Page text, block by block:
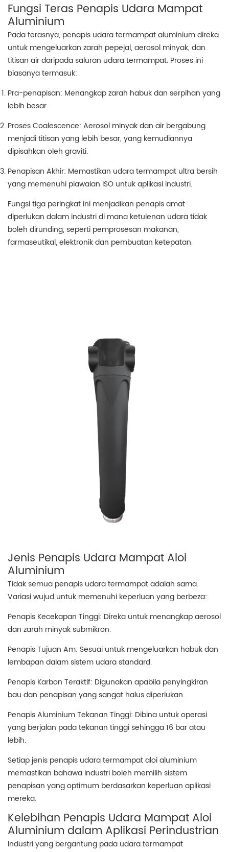
Fungsi Teras Penapis Udara Mampat
Aluminium
Pada terasnya, penapis udara termampat aluminium direka
untuk mengeluarkan zarah pepejal, aerosol minyak, dan
titisan air daripada saluran udara termampat. Proses ini
biasanya termasuk:
Pra-penapisan: Menangkap zarah habuk dan serpihan yang
lebih besar.
Proses Coalescence: Aerosol minyak dan air bergabung
menjadi titisan yang lebih besar, yang kemudiannya
dipisahkan oleh graviti.
Penapisan Akhir: Memastikan udara termampat ultra bersih
yang memenuhi piawaian ISO untuk aplikasi industri.
Fungsi tiga peringkat ini menjadikan penapis amat
diperlukan dalam industri di mana ketulenan udara tidak
boleh dirunding, seperti pemprosesan makanan,
farmaseutikal, elektronik dan pembuatan ketepatan.
Jenis Penapis Udara Mampat Aloi
Aluminium
Tidak semua penapis udara termampat adalah sama.
Variasi wujud untuk memenuhi keperluan yang berbeza:
Penapis Kecekapan Tinggi: Direka untuk menangkap aerosol
dan zarah minyak submikron.
Penapis Tujuan Am: Sesuai untuk mengeluarkan habuk dan
lembapan dalam sistem udara standard.
Penapis Karbon Teraktif: Digunakan apabila penyingkiran
bau dan penapisan yang sangat halus diperlukan.
Penapis Aluminium Tekanan Tinggi: Dibina untuk operasi
yang berjalan pada tekanan tinggi sehingga 16 bar atau
lebih.
Setiap jenis penapis udara termampat aloi aluminium
memastikan bahawa industri boleh memilih sistem
penapisan yang optimum berdasarkan keperluan aplikasi
mereka.
Kelebihan Penapis Udara Mampat Aloi
Aluminium dalam Aplikasi Perindustrian
Industri yang bergantung pada udara termampat